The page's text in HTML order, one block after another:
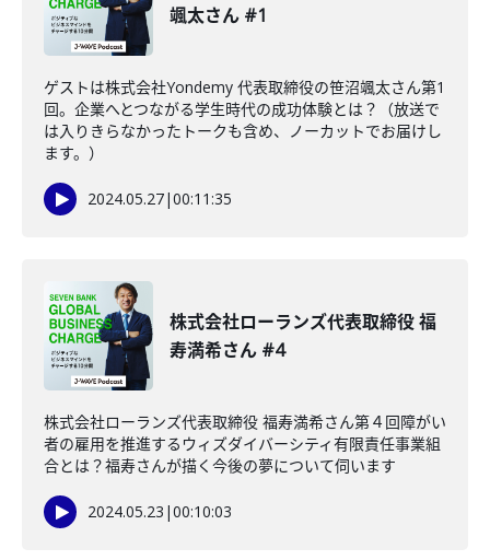
颯太さん #1
ゲストは株式会社Yondemy 代表取締役の笹沼颯太さん第1
回。企業へとつながる学生時代の成功体験とは？（放送で
は入りきらなかったトークも含め、ノーカットでお届けし
ます。）
2024.05.27|00:11:35
株式会社ローランズ代表取締役 福
寿満希さん #4
株式会社ローランズ代表取締役 福寿満希さん第４回障がい
者の雇用を推進するウィズダイバーシティ有限責任事業組
合とは？福寿さんが描く今後の夢について伺います
2024.05.23 |00:10:03